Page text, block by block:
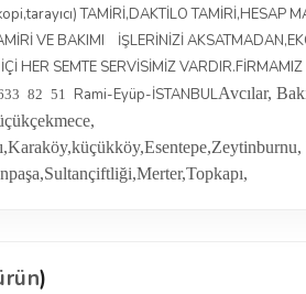
TAMİRİ,DAKTİLO TAMİRİ,HESAP
VE BAKIMI İŞLERİNİZİ
HER SEMTE SERVİSİMİZ
82 51 Rami-Eyüp-İSTANBULAvcılar,
Zeytinburnu,
Sultançiftliği,Merter,Topkapı,
)